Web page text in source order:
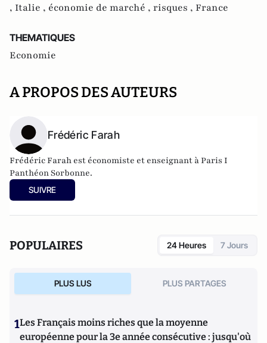
, Italie , économie de marché , risques , France
THEMATIQUES
Economie
A PROPOS DES AUTEURS
Frédéric Farah
Frédéric Farah est économiste et enseignant à Paris I
Panthéon Sorbonne.
SUIVRE
POPULAIRES 24 Heures 7 Jours
PLUS LUS PLUS PARTAGES
1Les Français moins riches que la moyenne
européenne pour la 3e année consécutive : jusqu'où